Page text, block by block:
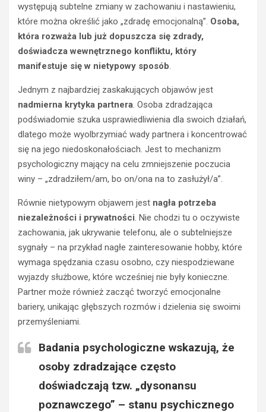
występują subtelne zmiany w zachowaniu i nastawieniu,
które można określić jako „zdradę emocjonalną”. Osoba,
która rozważa lub już dopuszcza się zdrady,
doświadcza wewnętrznego konfliktu, który
manifestuje się w nietypowy sposób
Jednym z najbardziej zaskakujących objawów jest
nadmierna krytyka partnera . Osoba zdradzająca
podświadomie szuka usprawiedliwienia dla swoich działań,
dlatego może wyolbrzymiać wady partnera i koncentrować
się na jego niedoskonałościach. Jest to mechanizm
psychologiczny mający na celu zmniejszenie poczucia
winy – „zdradziłem/am, bo on/ona na to zasłużył/a”.
Równie nietypowym objawem jest nagła potrzeba
niezależności i prywatności . Nie chodzi tu o oczywiste
zachowania, jak ukrywanie telefonu, ale o subtelniejsze
sygnały – na przykład nagłe zainteresowanie hobby, które
wymaga spędzania czasu osobno, czy niespodziewane
wyjazdy służbowe, które wcześniej nie były konieczne.
Partner może również zacząć tworzyć emocjonalne
bariery, unikając głębszych rozmów i dzielenia się swoimi
przemyśleniami.
Badania psychologiczne wskazują, że
osoby zdradzające często
doświadczają tzw. „dysonansu
poznawczego” – stanu psychicznego